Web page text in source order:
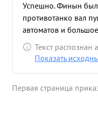
Успешно. Финын
противотанко вал
автоматов и
За проявленное
батальоном в
Текст распознан
Показать
Первая страница